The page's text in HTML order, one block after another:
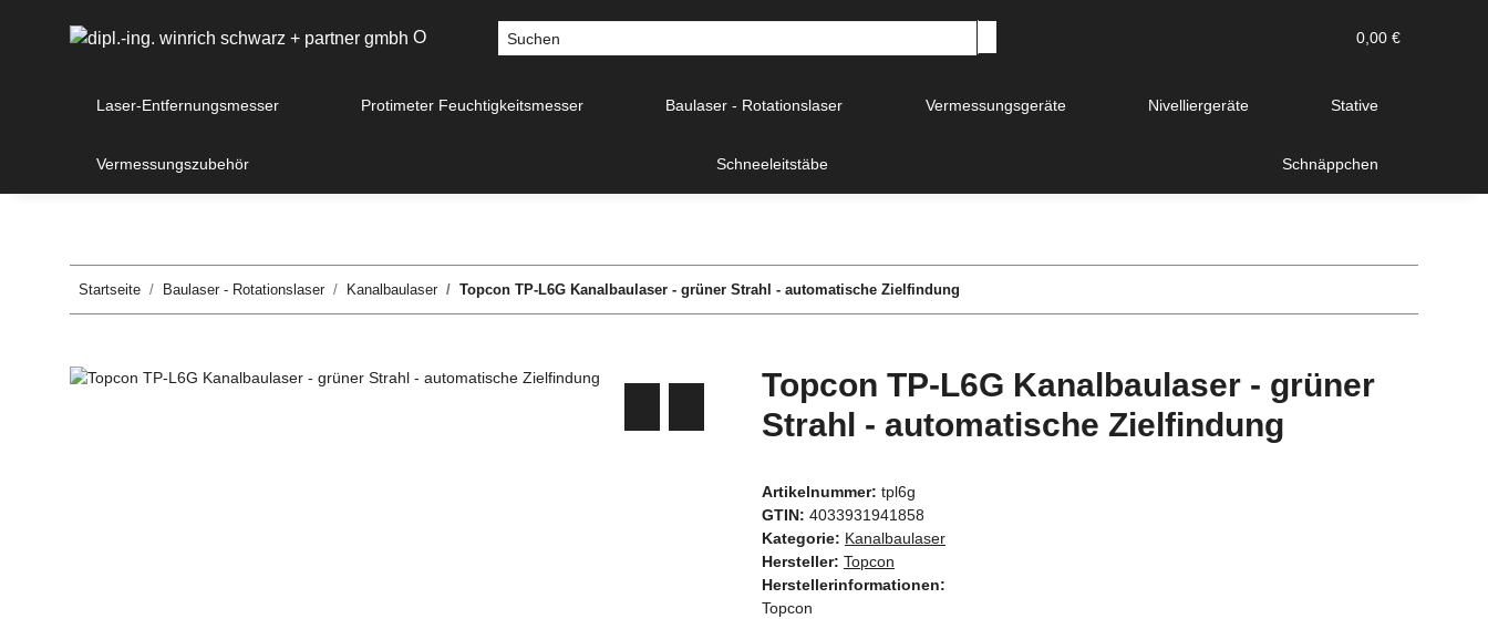
O 0,00 €
Laser-Entfernungsmesser Protimeter Feuchtigkeitsmesser Baulaser - Rotationslaser Vermessungsgeräte Nivelliergeräte Stative
Vermessungszubehör Schneeleitstäbe Schnäppchen
Startseite Baulaser - Rotationslaser Kanalbaulaser Topcon TP-L6G Kanalbaulaser - grüner Strahl - automatische Zielfindung
Topcon TP-L6G Kanalbaulaser - grüner
Strahl - automatische Zielfindung
Artikelnummer: tpl6g
GTIN: 4033931941858
Kategorie: Kanalbaulaser
Hersteller: Topcon
Herstellerinformationen:
Topcon